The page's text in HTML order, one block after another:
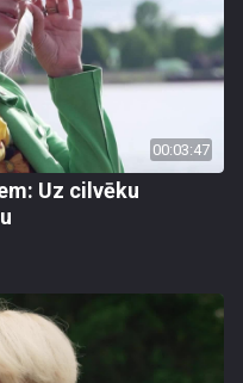
00:03:47
Uz cilvēku